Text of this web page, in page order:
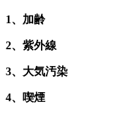
1、加齢
2、紫外線
3、大気汚染
4、喫煙